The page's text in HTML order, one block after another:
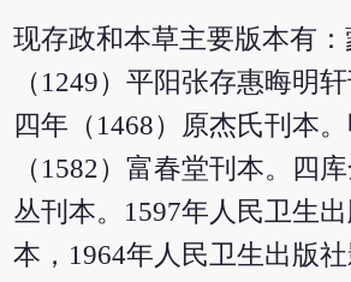
现存政和本草主要版本有
（1249）平阳张存惠晦明
四年（1468）原杰氏刊本
（1582）富春堂刊本。四
丛刊本。1597年人民卫生
本，1964年人民卫生出版